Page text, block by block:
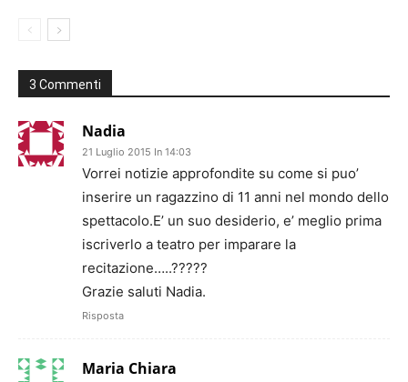
3 Commenti
Nadia
21 Luglio 2015 In 14:03
Vorrei notizie approfondite su come si puo’
inserire un ragazzino di 11 anni nel mondo dello
spettacolo.E’ un suo desiderio, e’ meglio prima
iscriverlo a teatro per imparare la
recitazione…..?????
Grazie saluti Nadia.
Risposta
Maria Chiara